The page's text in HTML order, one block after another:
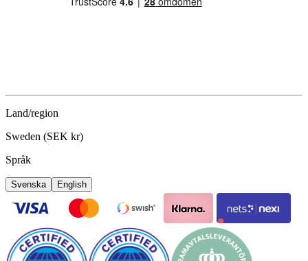
Land/region
Sweden (SEK kr)
Språk
Svenska English